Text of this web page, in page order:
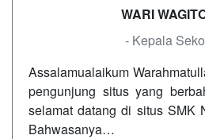
WARI
- Kepala
Assalamualaikum
pengunjung situs yang
selamat datang di situs SMK
Bahwasanya…